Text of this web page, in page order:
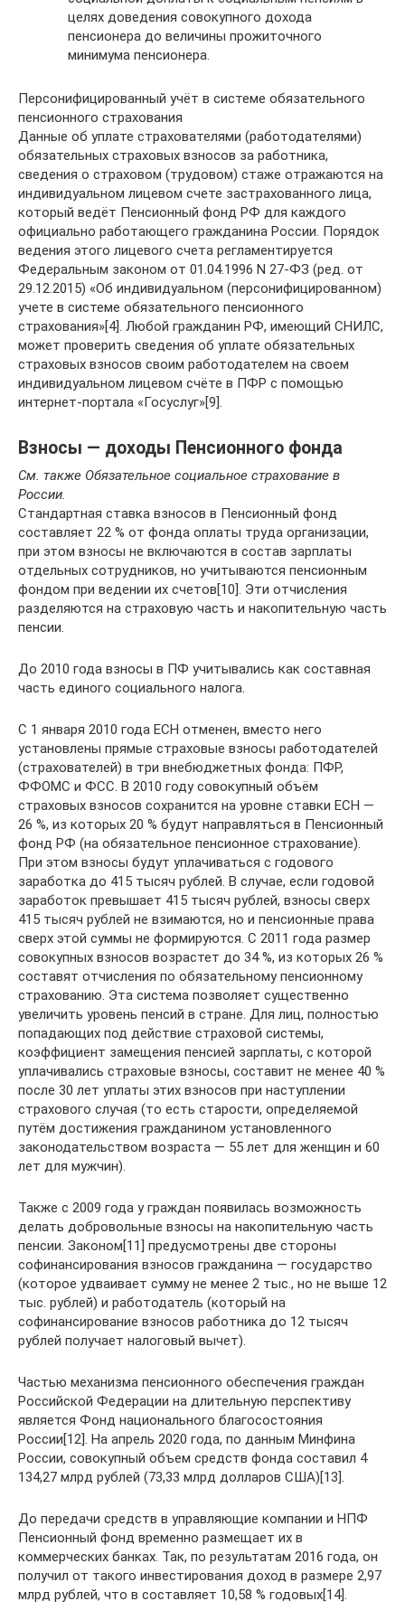
целях доведения совокупного дохода
пенсионера до величины прожиточного
минимума пенсионера.
Персонифицированный учёт в системе обязательного
пенсионного страхования
Данные об уплате страхователями (работодателями)
обязательных страховых взносов за работника,
сведения о страховом (трудовом) стаже отражаются на
индивидуальном лицевом счете застрахованного лица,
который ведёт Пенсионный фонд РФ для каждого
официально работающего гражданина России. Порядок
ведения этого лицевого счета регламентируется
Федеральным законом от 01.04.1996 N 27-ФЗ (ред. от
29.12.2015) «Об индивидуальном (персонифицированном)
учете в системе обязательного пенсионного
страхования»[4]. Любой гражданин РФ, имеющий СНИЛС,
может проверить сведения об уплате обязательных
страховых взносов своим работодателем на своем
индивидуальном лицевом счёте в ПФР с помощью
интернет-портала «Госуслуг»[9].
Взносы — доходы Пенсионного фонда
См. также Обязательное социальное страхование в
России.
Стандартная ставка взносов в Пенсионный фонд
составляет 22 % от фонда оплаты труда организации,
при этом взносы не включаются в состав зарплаты
отдельных сотрудников, но учитываются пенсионным
фондом при ведении их счетов[10]. Эти отчисления
разделяются на страховую часть и накопительную часть
пенсии.
До 2010 года взносы в ПФ учитывались как составная
часть единого социального налога.
С 1 января 2010 года ЕСН отменен, вместо него
установлены прямые страховые взносы работодателей
(страхователей) в три внебюджетных фонда: ПФР,
ФФОМС и ФСС. В 2010 году совокупный объём
страховых взносов сохранится на уровне ставки ЕСН —
26 %, из которых 20 % будут направляться в Пенсионный
фонд РФ (на обязательное пенсионное страхование).
При этом взносы будут уплачиваться с годового
заработка до 415 тысяч рублей. В случае, если годовой
заработок превышает 415 тысяч рублей, взносы сверх
415 тысяч рублей не взимаются, но и пенсионные права
сверх этой суммы не формируются. С 2011 года размер
совокупных взносов возрастет до 34 %, из которых 26 %
составят отчисления по обязательному пенсионному
страхованию. Эта система позволяет существенно
увеличить уровень пенсий в стране. Для лиц, полностью
попадающих под действие страховой системы,
коэффициент замещения пенсией зарплаты, с которой
уплачивались страховые взносы, составит не менее 40 %
после 30 лет уплаты этих взносов при наступлении
страхового случая (то есть старости, определяемой
путём достижения гражданином установленного
законодательством возраста — 55 лет для женщин и 60
лет для мужчин).
Также с 2009 года у граждан появилась возможность
делать добровольные взносы на накопительную часть
пенсии. Законом[11] предусмотрены две стороны
софинансирования взносов гражданина — государство
(которое удваивает сумму не менее 2 тыс., но не выше 12
тыс. рублей) и работодатель (который на
софинансирование взносов работника до 12 тысяч
рублей получает налоговый вычет).
Частью механизма пенсионного обеспечения граждан
Российской Федерации на длительную перспективу
является Фонд национального благосостояния
России[12]. На апрель 2020 года, по данным Минфина
России, совокупный объем средств фонда составил 4
134,27 млрд рублей (73,33 млрд долларов США)[13].
До передачи средств в управляющие компании и НПФ
Пенсионный фонд временно размещает их в
коммерческих банках. Так, по результатам 2016 года, он
получил от такого инвестирования доход в размере 2,97
млрд рублей, что в составляет 10,58 % годовых[14].